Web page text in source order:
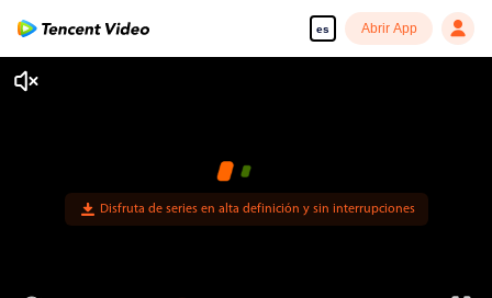
es Abrir App
Disfruta de series en alta definición y sin interrupciones